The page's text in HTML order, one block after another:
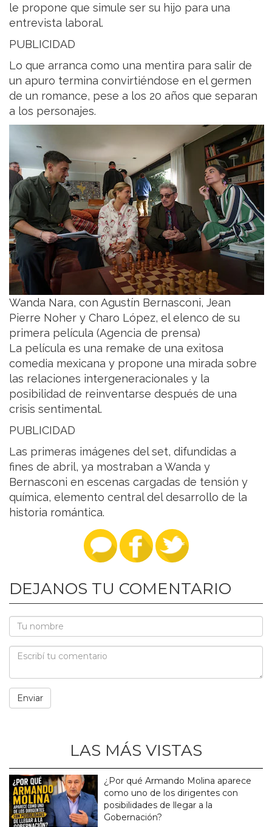
le propone que simule ser su hijo para una
entrevista laboral.
PUBLICIDAD
Lo que arranca como una mentira para salir de
un apuro termina convirtiéndose en el germen
de un romance, pese a los 20 años que separan
a los personajes.
Wanda Nara, con Agustín Bernasconi, Jean
Pierre Noher y Charo López, el elenco de su
primera película (Agencia de prensa)
La película es una remake de una exitosa
comedia mexicana y propone una mirada sobre
las relaciones intergeneracionales y la
posibilidad de reinventarse después de una
crisis sentimental.
PUBLICIDAD
Las primeras imágenes del set, difundidas a
fines de abril, ya mostraban a Wanda y
Bernasconi en escenas cargadas de tensión y
química, elemento central del desarrollo de la
historia romántica.
DEJANOS TU COMENTARIO
LAS MÁS VISTAS
¿Por qué Armando Molina aparece
como uno de los dirigentes con
posibilidades de llegar a la
Gobernación?